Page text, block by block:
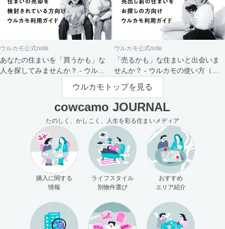
ウルカモ公式note
あなたの住まいを「買うかも」な
人を探してみませんか？ - ウルカ
ウルカモ公式note
「売るかも」な住まいと出会いま
せんか？ - ウルカモの使い方（買
主さま向け）
ウルカモトップを見る
cowcamo JOURNAL
たのしく、かしこく、人生を彩る住まいメディア
購入に関する
情報
ライフスタイル
別物件選び
おすすめ
エリア紹介